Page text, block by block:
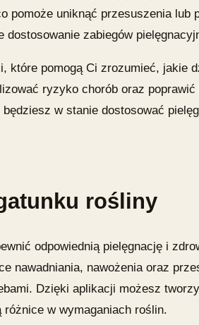
pomoże uniknąć przesuszenia lub
zabiegów
pomogą Ci zrozumieć, jakie
ryzyko chorób oraz poprawić
w stanie dostosować
rośliny
odpowiednią pielęgnację i
nawadniania, nawożenia oraz
Dzięki aplikacji możesz
różnice w wymaganiach roślin.